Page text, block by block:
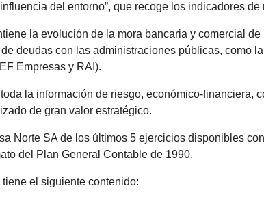
del entorno”, que recoge los indicadores
la evolución de la mora bancaria y comercial
deudas con las administraciones públicas, como
Empresas y RAI).
la información de riesgo, económico-financiera,
de gran valor estratégico.
Norte SA de los últimos 5 ejercicios disponibles
del Plan General Contable de 1990.
el siguiente contenido: